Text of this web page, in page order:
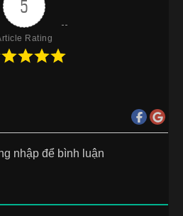
5
Rating
nhập để bình luận